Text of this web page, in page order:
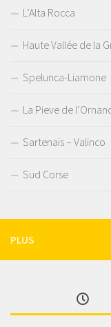
L’Alta Rocca
Haute Vallée de la
Spelunca-Liamone
La Pieve de
Sartenais – Valinco
Sud Corse
PLUS